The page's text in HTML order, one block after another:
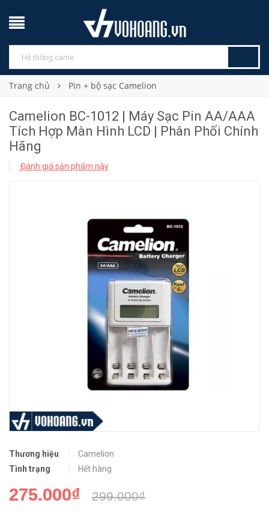
Trang chủ Pin + bộ sạc Camelion
Camelion BC-1012 | Máy Sạc Pin AA/AAA
Tích Hợp Màn Hình LCD | Phân Phối Chính
Hãng
Đánh giá sản phẩm này
Thương hiệu
Camelion
Tình trạng
Hết hàng
275.000₫ 299.000₫